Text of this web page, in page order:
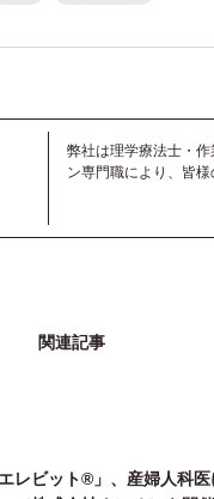
弊社は理学療法士・
ン専門職により、皆
様々な世代に合わせ
たします。痛みを取
関連記事
レビット®」、産婦人科